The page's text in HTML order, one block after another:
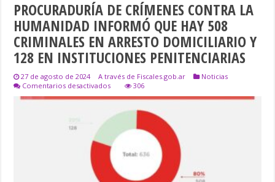
PROCURADURÍA DE CRÍMENES CONTRA LA
HUMANIDAD INFORMÓ QUE HAY 508
CRIMINALES EN ARRESTO DOMICILIARIO Y
128 EN INSTITUCIONES PENITENCIARIAS
27 de agosto de 2024 A través de Fiscales.gob.ar
Noticias
Comentarios desactivadosen
DE
CRÍMENES
HUMANIDAD
INFORMÓ
QUE
HAY
508
306